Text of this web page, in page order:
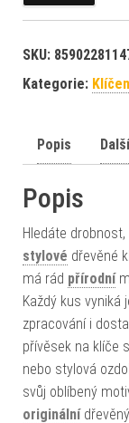
SKU:
Kategorie:
Popis
Popis
Hledáte
stylové dřevěné
má rád přírodní
Každý kus vyniká
zpracování i
přívěsek na klíče
nebo stylová
svůj oblíbený
originální